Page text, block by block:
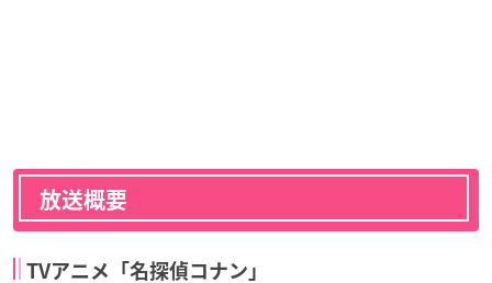
放送概要
TVアニメ「名探偵コナン」